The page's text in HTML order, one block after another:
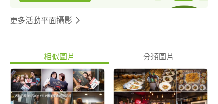
更多活動平面攝影
相似圖片 分類圖片